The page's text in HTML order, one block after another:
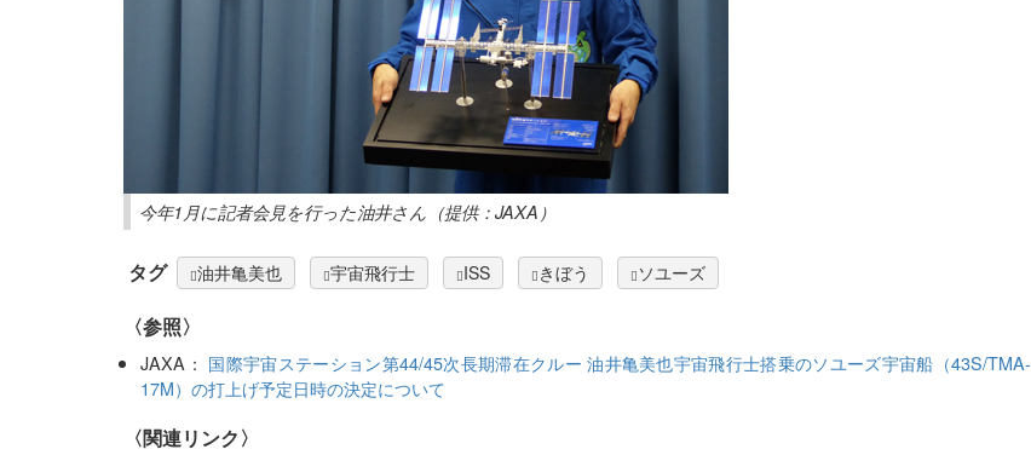
今年1月に記者会見を行った油井さん（提供：JAXA）
タグ 油井亀美也 宇宙飛行士 ISS きぼう ソユーズ
〈参照〉
JAXA： 国際宇宙ステーション第44/45次長期滞在クルー 油井亀美也宇宙飛行士搭乗のソユーズ宇宙船（43S/TMA-
17M）の打上げ予定日時の決定について
〈関連リンク〉